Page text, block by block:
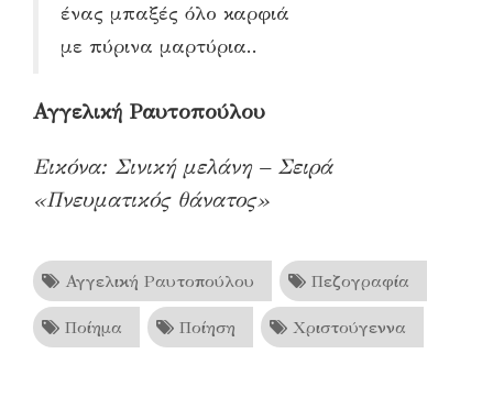
ένας μπαξές όλο καρφιά
με πύρινα μαρτύρια..
Αγγελική Ραυτοπούλου
Εικόνα: Σινική μελάνη – Σειρά
«Πνευματικός θάνατος»
Αγγελική Ραυτοπούλου Πεζογραφία
Ποίημα Ποίηση Χριστούγεννα